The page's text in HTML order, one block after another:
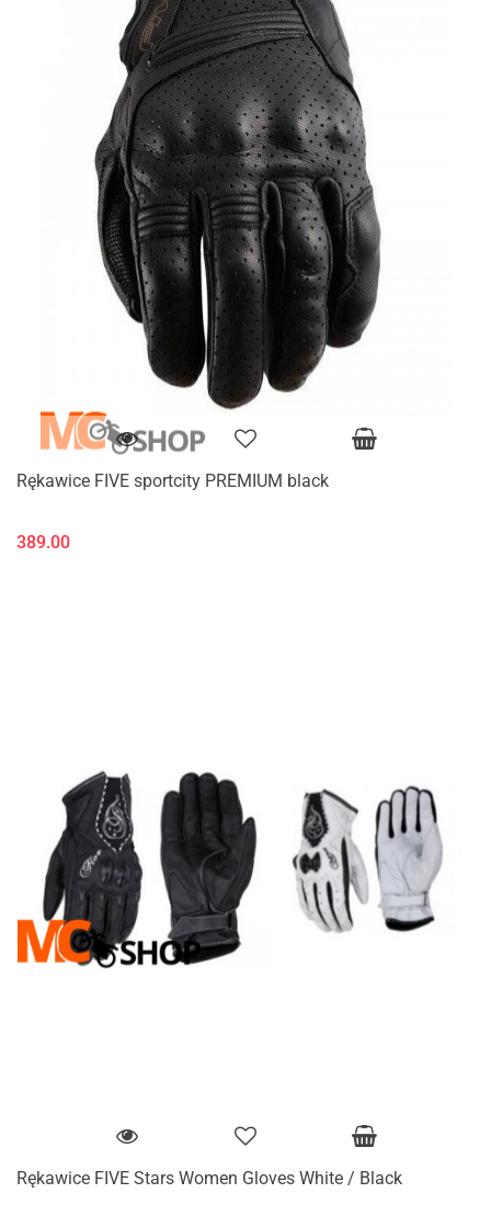
Rękawice FIVE sportcity PREMIUM black
389.00
Rękawice FIVE Stars Women Gloves White / Black